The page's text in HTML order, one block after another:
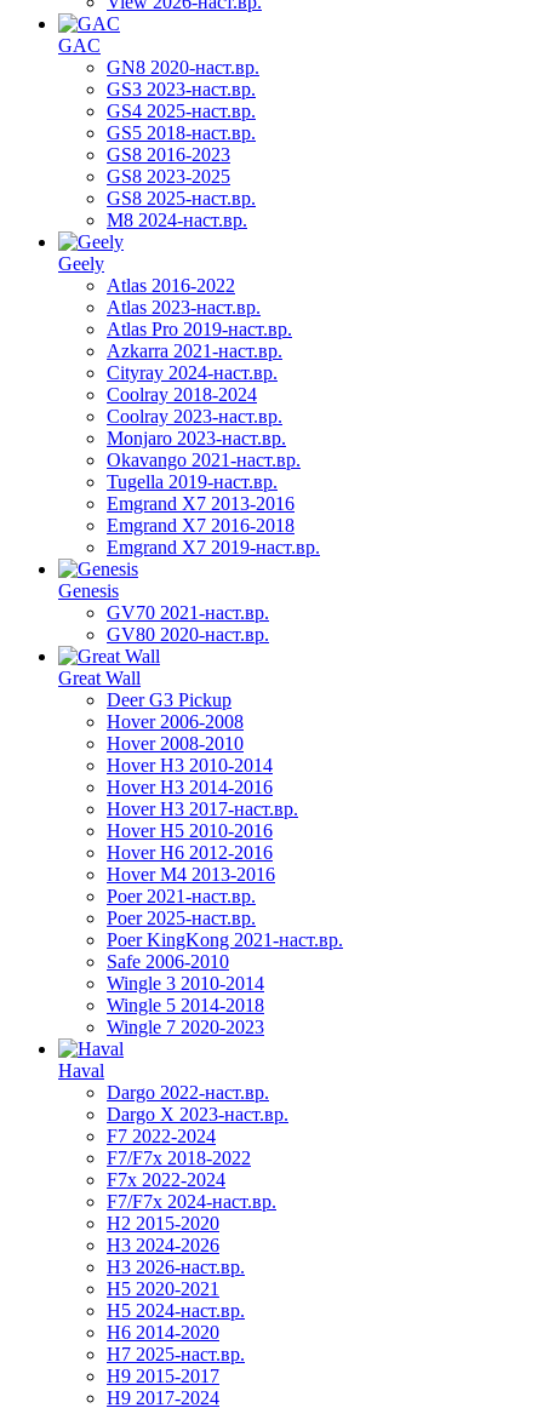
GAC
GN8 2020-наст.вр.
GS3 2023-наст.вр.
GS4 2025-наст.вр.
GS5 2018-наст.вр.
GS8 2016-2023
GS8 2023-2025
GS8 2025-наст.вр.
M8 2024-наст.вр.
Geely
Atlas 2016-2022
Atlas 2023-наст.вр.
Atlas Pro 2019-наст.вр.
Azkarra 2021-наст.вр.
Cityray 2024-наст.вр.
Coolray 2018-2024
Coolray 2023-наст.вр.
Monjaro 2023-наст.вр.
Okavango 2021-наст.вр.
Tugella 2019-наст.вр.
Emgrand Х7 2013-2016
Emgrand X7 2016-2018
Emgrand X7 2019-наст.вр.
Genesis
GV70 2021-наст.вр.
GV80 2020-наст.вр.
Great Wall
Deer G3 Pickup
Hover 2006-2008
Hover 2008-2010
Hover H3 2010-2014
Hover H3 2014-2016
Hover H3 2017-наст.вр.
Hover H5 2010-2016
Hover H6 2012-2016
Hover M4 2013-2016
Poer 2021-наст.вр.
Poer 2025-наст.вр.
Poer KingKong 2021-наст.вр.
Safe 2006-2010
Wingle 3 2010-2014
Wingle 5 2014-2018
Wingle 7 2020-2023
Haval
Dargo 2022-наст.вр.
Dargo X 2023-наст.вр.
F7 2022-2024
F7/F7x 2018-2022
F7x 2022-2024
F7/F7x 2024-наст.вр.
H2 2015-2020
H3 2024-2026
H3 2026-наст.вр.
H5 2020-2021
H5 2024-наст.вр.
H6 2014-2020
H7 2025-наст.вр.
H9 2015-2017
H9 2017-2024